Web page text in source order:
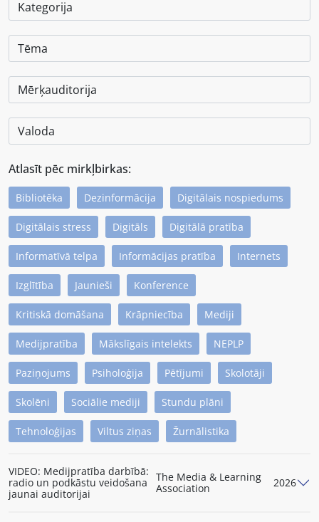
Atlasīt pēc mirkļbirkas:
Bibliotēka Dezinformācija Digitālais nospiedums
Digitālais stress Digitāls Digitālā pratība
Informatīvā telpa Informācijas pratība Internets
Izglītība Jaunieši Konference
Kritiskā domāšana Krāpniecība Mediji
Medijpratība Mākslīgais intelekts NEPLP
Paziņojums Psiholoģija Pētījumi Skolotāji
Skolēni Sociālie mediji Stundu plāni
Tehnoloģijas Viltus ziņas Žurnālistika
VIDEO: Medijpratība darbībā:
radio un podkāstu veidošana
jaunai auditorijai
The Media & Learning
Association
2026